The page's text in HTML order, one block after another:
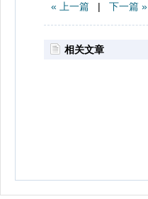
« 上一篇 | 下一篇 »
相关文章